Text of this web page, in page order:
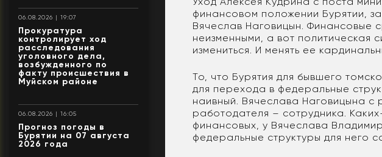
06.08.2026 | 19:07
Прокуратура
контролирует ход
расследования
уголовного дела,
возбужденного по
факту происшествия в
Муйском районе
06.08.2026 | 16:05
Прогноз погоды в
Бурятии на 07 августа
2026 года
финансовом положении Бурятии,
Вячеслав Наговицын. Финансовые
неизменными, а вот политическая
измениться. И менять ее
То, что Бурятия для бывшего
для перехода в федеральные
наивный. Вячеслава Наговицына с
работодателя – сотрудника.
финансовых, у Вячеслава
федеральные структуры для него